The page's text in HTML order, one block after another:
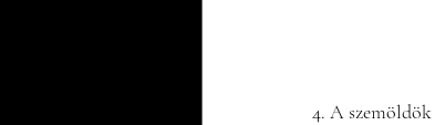
4. A szemöldök